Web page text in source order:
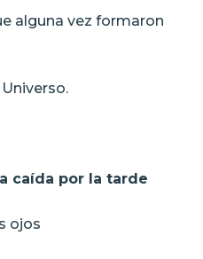
alguna vez formaron
caída por la tarde
ojos